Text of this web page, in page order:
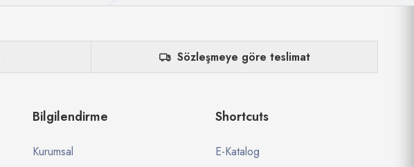
Sözleşmeye göre teslimat
Bilgilendirme
Kurumsal
Shortcuts
E-Katalog